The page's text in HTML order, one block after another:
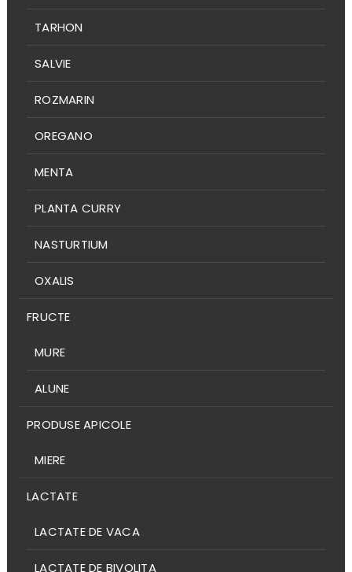
TARHON
SALVIE
ROZMARIN
OREGANO
MENTA
PLANTA CURRY
NASTURTIUM
OXALIS
FRUCTE
MURE
ALUNE
PRODUSE APICOLE
MIERE
LACTATE
LACTATE DE VACA
LACTATE DE BIVOLITA